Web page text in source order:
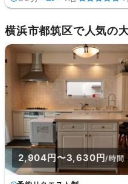
横浜市都筑区で人気の
2,904円〜3,630円/時間